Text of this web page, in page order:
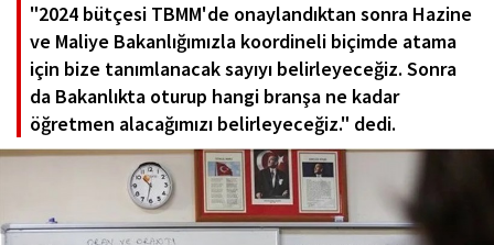
"2024 bütçesi TBMM'de onaylandıktan sonra Hazine
ve Maliye Bakanlığımızla koordineli biçimde atama
için bize tanımlanacak sayıyı belirleyeceğiz. Sonra
da Bakanlıkta oturup hangi branşa ne kadar
öğretmen alacağımızı belirleyeceğiz." dedi.